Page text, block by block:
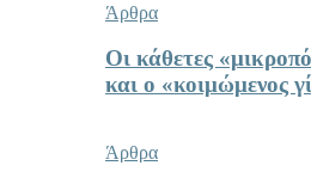
Άρθρα
Οι κάθετες
και ο «κοιμώμενος
Άρθρα